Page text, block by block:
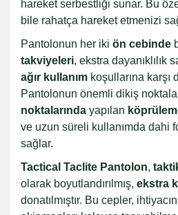
hareket serbestliği sunar. Bu
bile rahatça hareket etmenizi
Pantolonun her iki ön cebinde
takviyeleri, ekstra dayanıklılık
ağır kullanım koşullarına karşı
Pantolonun önemli dikiş
noktalarında yapılan
ve uzun süreli kullanımda dahi
sağlar.
Tactical Taclite Pantolon,
olarak boyutlandırılmış, ekstra
donatılmıştır. Bu cepler,